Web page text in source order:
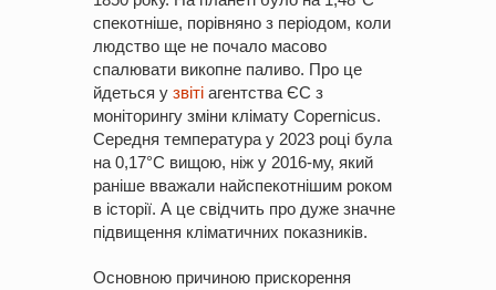
спекотніше, порівняно з періодом, коли
людство ще не почало масово
спалювати викопне паливо. Про це
йдеться у звіті агентства ЄС з
моніторингу зміни клімату Copernicus.
Середня температура у 2023 році була
на 0,17°С вищою, ніж у 2016-му, який
раніше вважали найспекотнішим роком
в історії. А це свідчить про дуже значне
підвищення кліматичних показників.
Основною причиною прискорення